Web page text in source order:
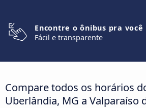
Encontre o ônibus pra você
Fácil e transparente
Compare todos os horários
Uberlândia, MG a Valparaíso